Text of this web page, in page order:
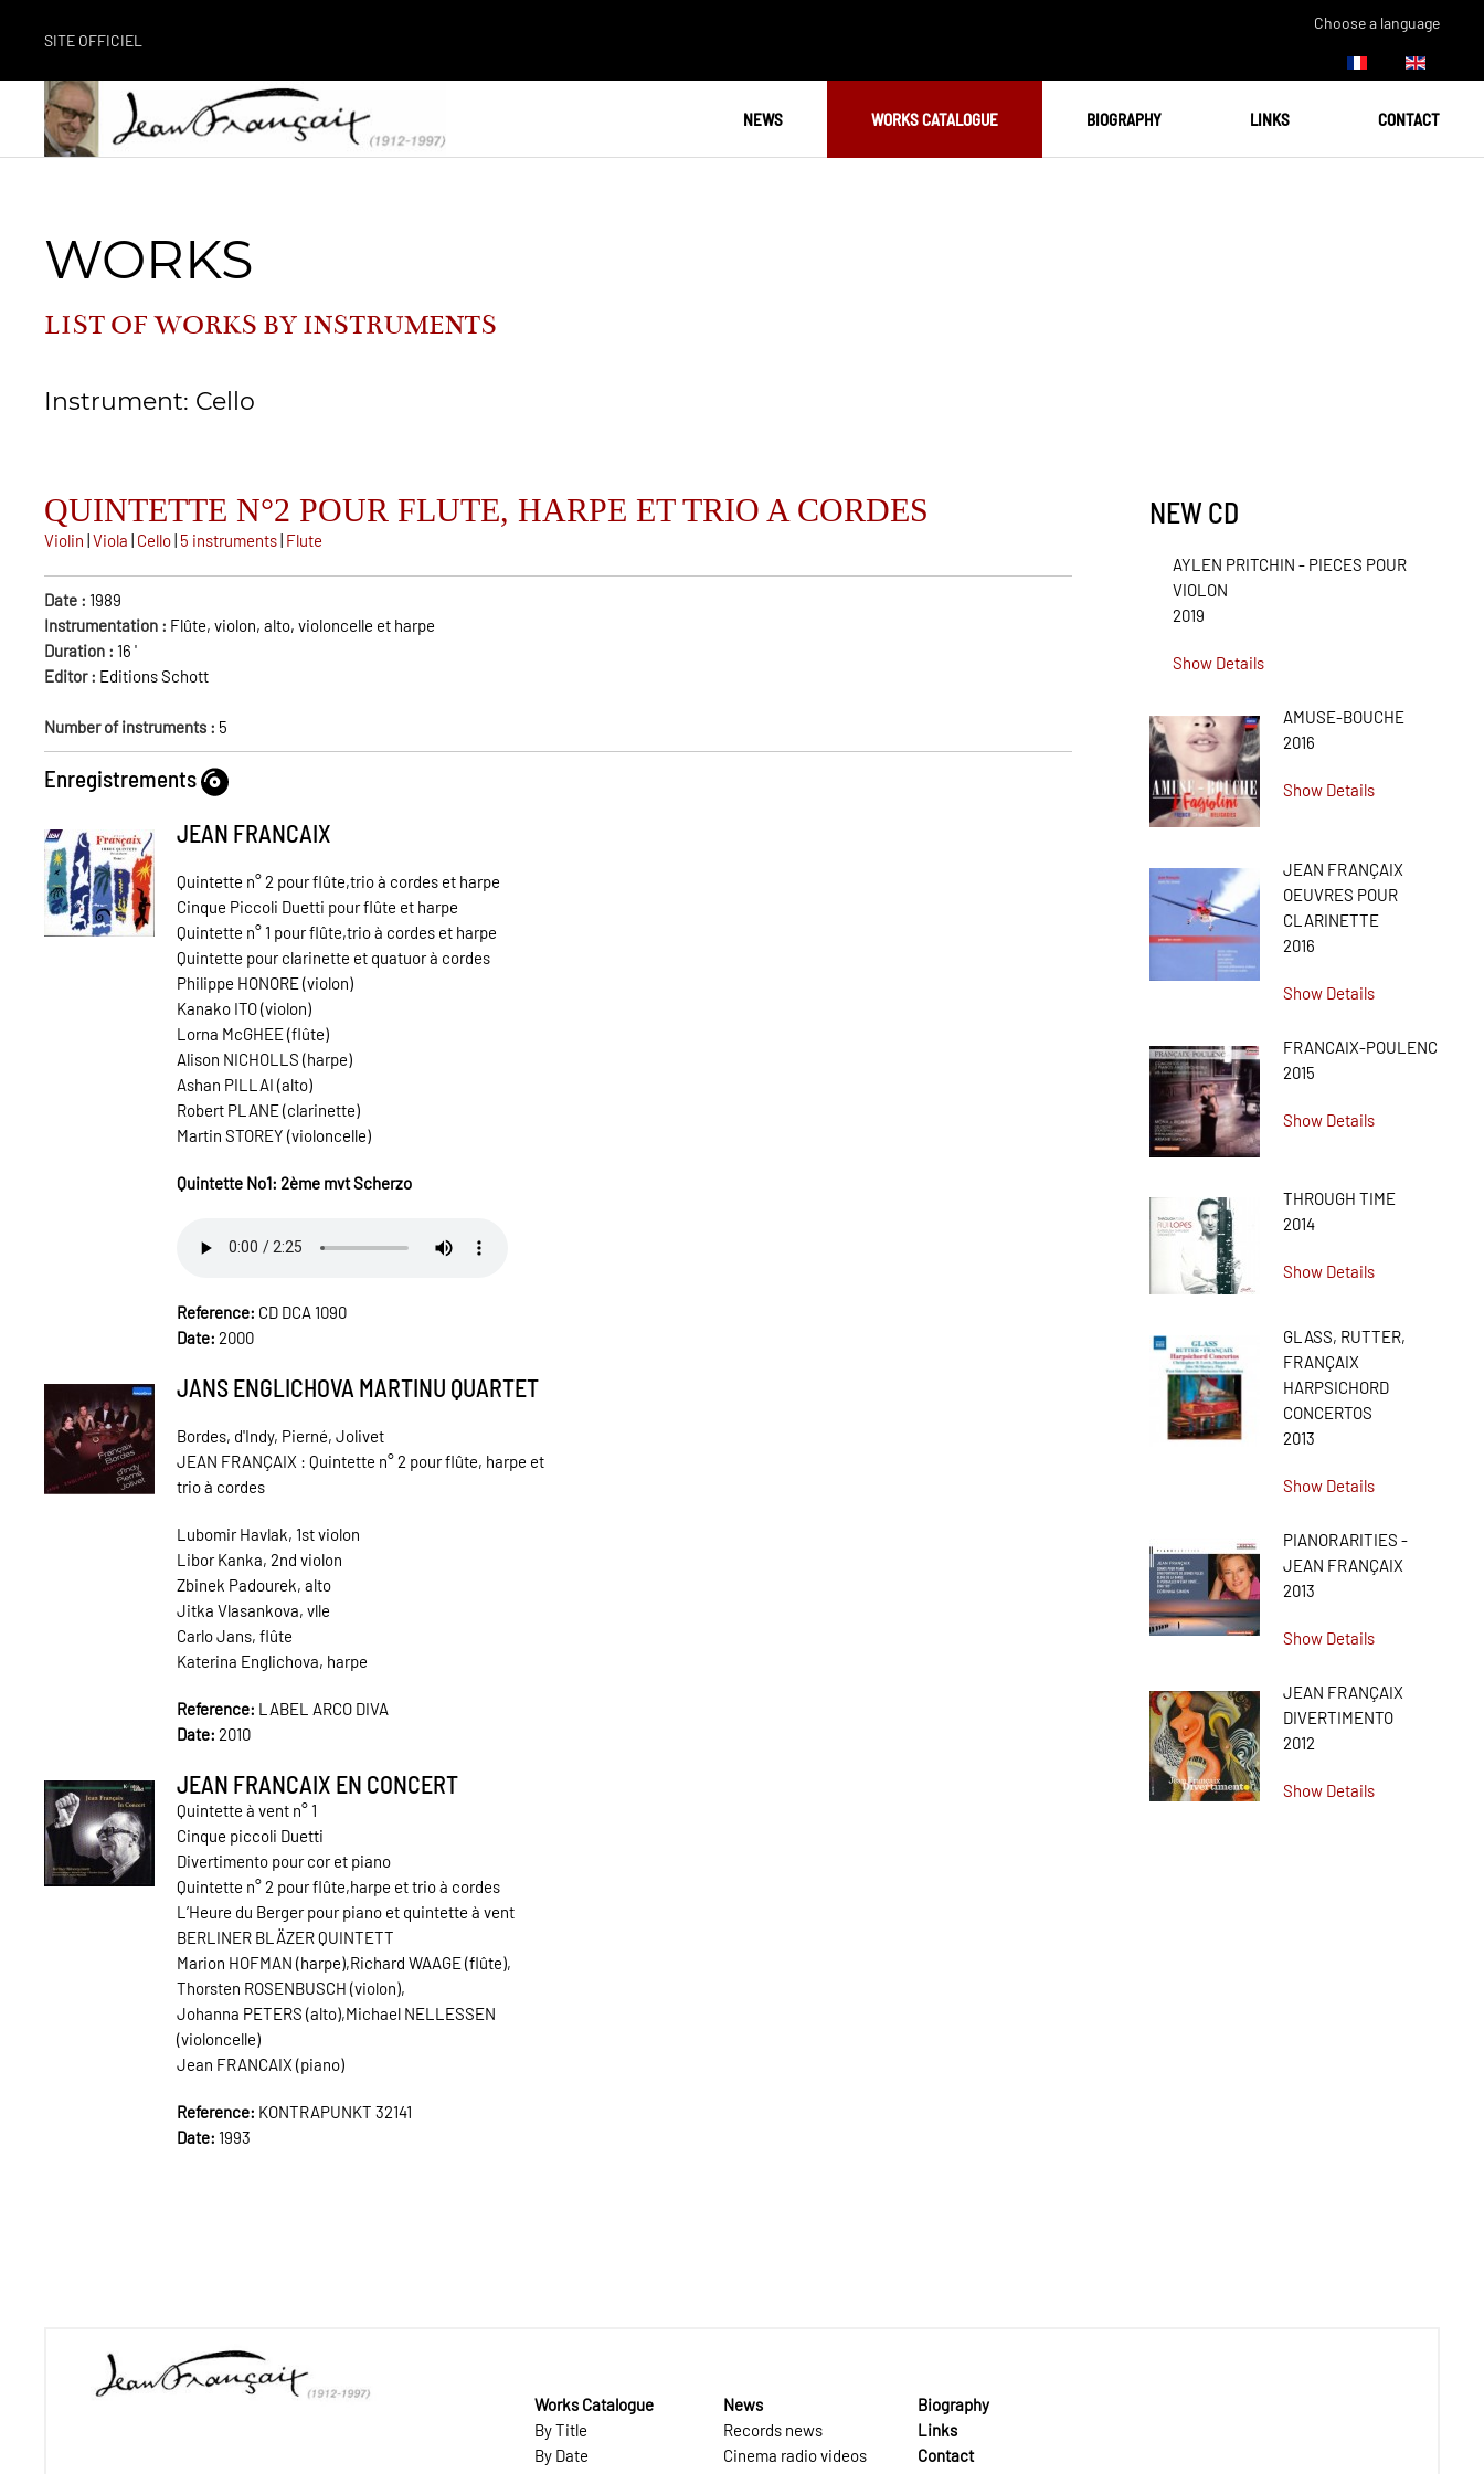
SITE OFFICIEL
Choose a language
NEWS WORKS CATALOGUE BIOGRAPHY LINKS CONTACT
WORKS
LIST OF WORKS BY INSTRUMENTS
Instrument: Cello
QUINTETTE N°2 POUR FLUTE, HARPE ET TRIO A CORDES
Violin |Viola | Cello| 5 instruments| Flute
Date : 1989
Instrumentation : Flûte, violon, alto, violoncelle et harpe
Duration : 16 '
Editor : Editions Schott
Number of instruments : 5
Enregistrements
JEAN FRANCAIX
Quintette n° 2 pour flûte,trio à cordes et harpe
Cinque Piccoli Duetti pour flûte et harpe
Quintette n° 1 pour flûte,trio à cordes et harpe
Quintette pour clarinette et quatuor à cordes
Philippe HONORE (violon)
Kanako ITO (violon)
Lorna McGHEE (flûte)
Alison NICHOLLS (harpe)
Ashan PILLAI (alto)
Robert PLANE (clarinette)
Martin STOREY (violoncelle)
Quintette No1: 2ème mvt Scherzo
Reference: CD DCA 1090
Date: 2000
JANS ENGLICHOVA MARTINU QUARTET
Bordes, d'Indy, Pierné, Jolivet
JEAN FRANÇAIX : Quintette n° 2 pour flûte, harpe et
trio à cordes
Lubomir Havlak, 1st violon
Libor Kanka, 2nd violon
Zbinek Padourek, alto
Jitka Vlasankova, vlle
Carlo Jans, flûte
Katerina Englichova, harpe
Reference: LABEL ARCO DIVA
Date: 2010
JEAN FRANCAIX EN CONCERT
Quintette à vent n° 1
Cinque piccoli Duetti
Divertimento pour cor et piano
Quintette n° 2 pour flûte,harpe et trio à cordes
L’Heure du Berger pour piano et quintette à vent
BERLINER BLÄZER QUINTETT
Marion HOFMAN (harpe),Richard WAAGE (flûte),
Thorsten ROSENBUSCH (violon),
Johanna PETERS (alto),Michael NELLESSEN
(violoncelle)
Jean FRANCAIX (piano)
Reference: KONTRAPUNKT 32141
Date: 1993
NEW CD
AYLEN PRITCHIN - PIECES POUR
VIOLON
2019
Show Details
AMUSE-BOUCHE
2016
Show Details
JEAN FRANÇAIX
OEUVRES POUR
CLARINETTE
2016
Show Details
FRANCAIX-POULENC
2015
Show Details
THROUGH TIME
2014
Show Details
GLASS, RUTTER,
FRANÇAIX
HARPSICHORD
CONCERTOS
2013
Show Details
PIANORARITIES -
JEAN FRANÇAIX
2013
Show Details
JEAN FRANÇAIX
DIVERTIMENTO
2012
Show Details
Works Catalogue
By Title
By Date
News
Records news
Cinema radio videos
Biography
Links
Contact